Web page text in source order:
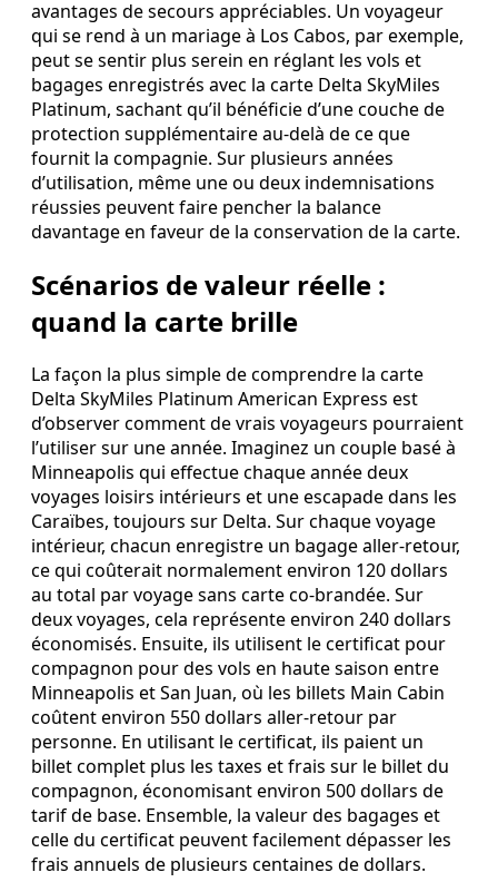
avantages de secours appréciables. Un voyageur
qui se rend à un mariage à Los Cabos, par exemple,
peut se sentir plus serein en réglant les vols et
bagages enregistrés avec la carte Delta SkyMiles
Platinum, sachant qu’il bénéficie d’une couche de
protection supplémentaire au‑delà de ce que
fournit la compagnie. Sur plusieurs années
d’utilisation, même une ou deux indemnisations
réussies peuvent faire pencher la balance
davantage en faveur de la conservation de la carte.
Scénarios de valeur réelle :
quand la carte brille
La façon la plus simple de comprendre la carte
Delta SkyMiles Platinum American Express est
d’observer comment de vrais voyageurs pourraient
l’utiliser sur une année. Imaginez un couple basé à
Minneapolis qui effectue chaque année deux
voyages loisirs intérieurs et une escapade dans les
Caraïbes, toujours sur Delta. Sur chaque voyage
intérieur, chacun enregistre un bagage aller‑retour,
ce qui coûterait normalement environ 120 dollars
au total par voyage sans carte co‑brandée. Sur
deux voyages, cela représente environ 240 dollars
économisés. Ensuite, ils utilisent le certificat pour
compagnon pour des vols en haute saison entre
Minneapolis et San Juan, où les billets Main Cabin
coûtent environ 550 dollars aller‑retour par
personne. En utilisant le certificat, ils paient un
billet complet plus les taxes et frais sur le billet du
compagnon, économisant environ 500 dollars de
tarif de base. Ensemble, la valeur des bagages et
celle du certificat peuvent facilement dépasser les
frais annuels de plusieurs centaines de dollars.